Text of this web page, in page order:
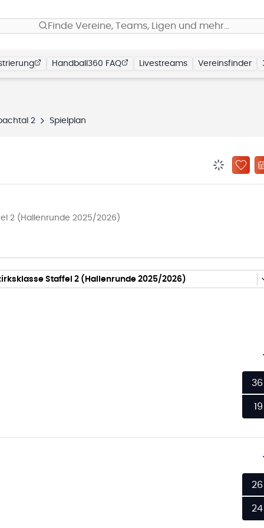
Finde Vereine, Teams, Ligen und mehr…
Handball360 FAQ Livestreams Vereinsfinder
2 Spielplan
ZU
2 (Hallenrunde 2025/2026)
Staffel 2 (Hallenrunde 2025/2026)
36
19
26
24